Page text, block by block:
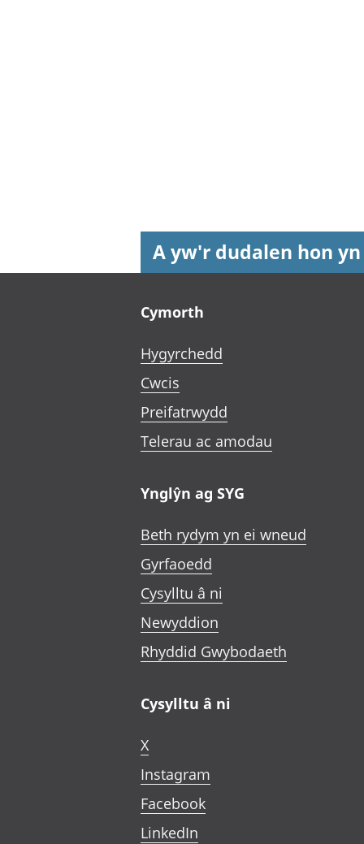
A yw'r dudalen hon
Cymorth
Hygyrchedd
Cwcis
Preifatrwydd
Telerau ac amodau
Ynglŷn ag SYG
Beth rydym yn ei wneud
Gyrfaoedd
Cysylltu â ni
Newyddion
Rhyddid Gwybodaeth
Cysylltu â ni
X
Instagram
Facebook
LinkedIn